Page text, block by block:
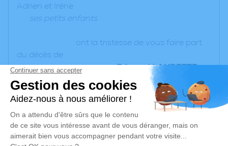
Adrien et Irène
ses petits enfants
ont la tristesse de vous faire part
du décès de
Edmond LAURETTE,
survenu samedi 4 mai 2024 à
Toulouse.
La cérémonie religieuse se déroulera le
mardi 14 mai 2024 à 10 heures